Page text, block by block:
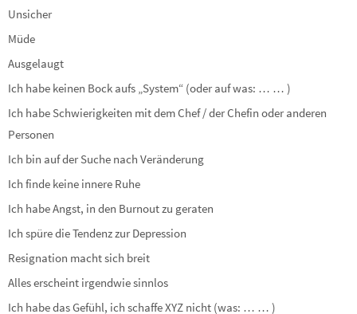
Unsicher
Müde
Ausgelaugt
Ich habe keinen Bock aufs „System“ (oder auf was: … … )
Ich habe Schwierigkeiten mit dem Chef / der Chefin oder anderen
Personen
Ich bin auf der Suche nach Veränderung
Ich finde keine innere Ruhe
Ich habe Angst, in den Burnout zu geraten
Ich spüre die Tendenz zur Depression
Resignation macht sich breit
Alles erscheint irgendwie sinnlos
Ich habe das Gefühl, ich schaffe XYZ nicht (was: … … )